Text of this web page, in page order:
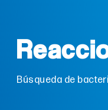
Búsqueda de